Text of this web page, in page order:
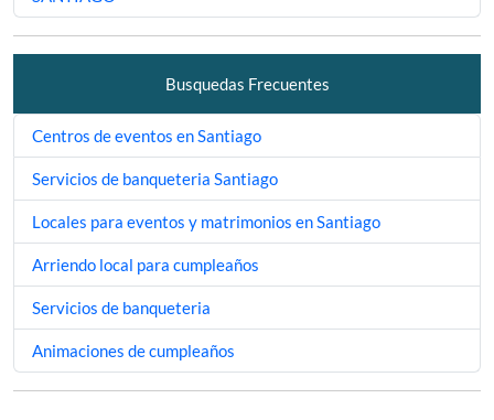
Busquedas Frecuentes
Centros de eventos en Santiago
Servicios de banqueteria Santiago
Locales para eventos y matrimonios en Santiago
Arriendo local para cumpleaños
Servicios de banqueteria
Animaciones de cumpleaños